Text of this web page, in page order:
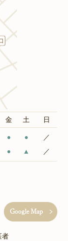
金 土 日
● ●
／
● ▲ ／
Google Map
者